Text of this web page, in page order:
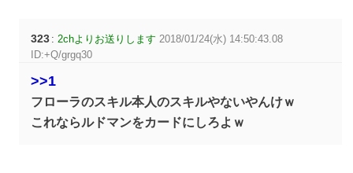
323 : 2chよりお送りします 2018/01/24(水) 14:50:43.08
ID:+Q/grgq30
>>1
フローラのスキル本人のスキルやないやんけｗ
これならルドマンをカードにしろよｗ